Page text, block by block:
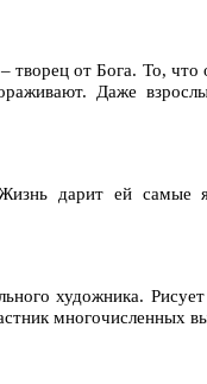
– творец от Бога. То, что
Даже
дарит ей
художника. Рисует
многочисленных